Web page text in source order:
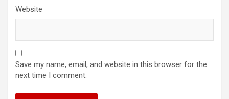
Website
Save my name, email, and website in this browser for the
next time I comment.